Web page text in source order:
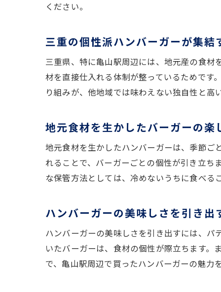
ください。
三重の個性派ハンバーガーが集結
三重県、特に亀山駅周辺には、地元産の食材
材を直接仕入れる体制が整っているためです
り組みが、他地域では味わえない独自性と高
地元食材を生かしたバーガーの楽
地元食材を生かしたハンバーガーは、季節ご
れることで、バーガーごとの個性が引き立ち
な保管方法としては、冷めないうちに食べ
ハンバーガーの美味しさを引き出
ハンバーガーの美味しさを引き出すには、
いたバーガーは、食材の個性が際立ちます
で、亀山駅周辺で買ったハンバーガーの魅力